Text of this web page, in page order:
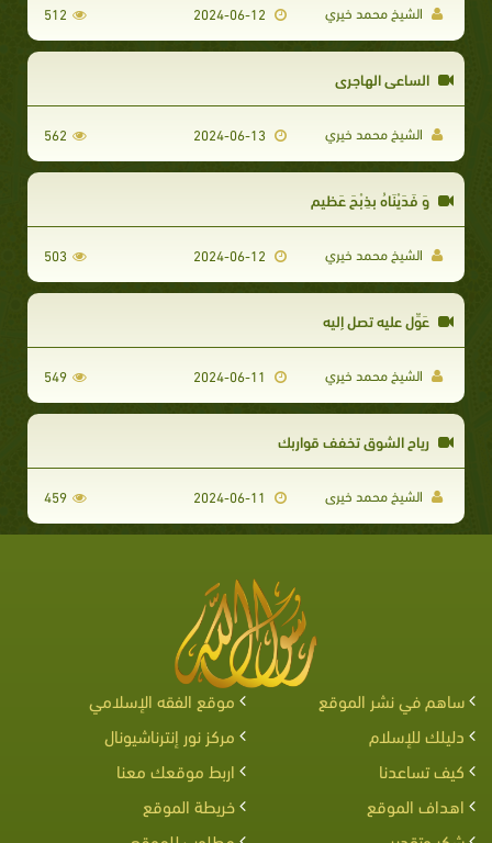
الشيخ محمد خيري 512
الساعى الهاجرى
الشيخ محمد خيري 2024-06-13
562
وَ فَدَيْنَاهُ بذِبْحَ عَظيم
الشيخ محمد خيري 503
عَوِّل عليه تصل إليه
الشيخ محمد خيري 549
رياح الشوق تخفف قواربك
الشيخ محمد خيرى 459
ساهم في نشر الموقع
موقع الفقه الإسلامي
دليلك للإسلام
مركز نور إنترناشيونال
كيف تساعدنا
اربط موقعك معنا
اهداف الموقع
خريطة الموقع